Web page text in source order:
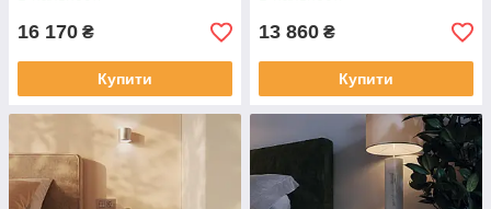
16 170 ₴
Купити
13 860 ₴
Купити